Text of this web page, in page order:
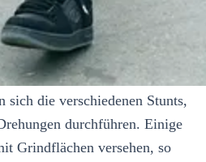
sich die verschiedenen Stunts,
durchführen. Einige
Grindflächen versehen, so